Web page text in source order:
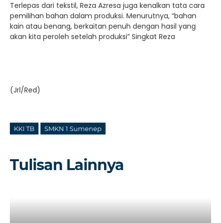
Terlepas dari tekstil, Reza Azresa juga kenalkan tata cara
pemilihan bahan dalam produksi. Menurutnya, “bahan
kain atau benang, berkaitan penuh dengan hasil yang
akan kita peroleh setelah produksi” Singkat Reza
(Jrl/Red)
KKI TB SMKN 1 Sumenep
Tulisan Lainnya